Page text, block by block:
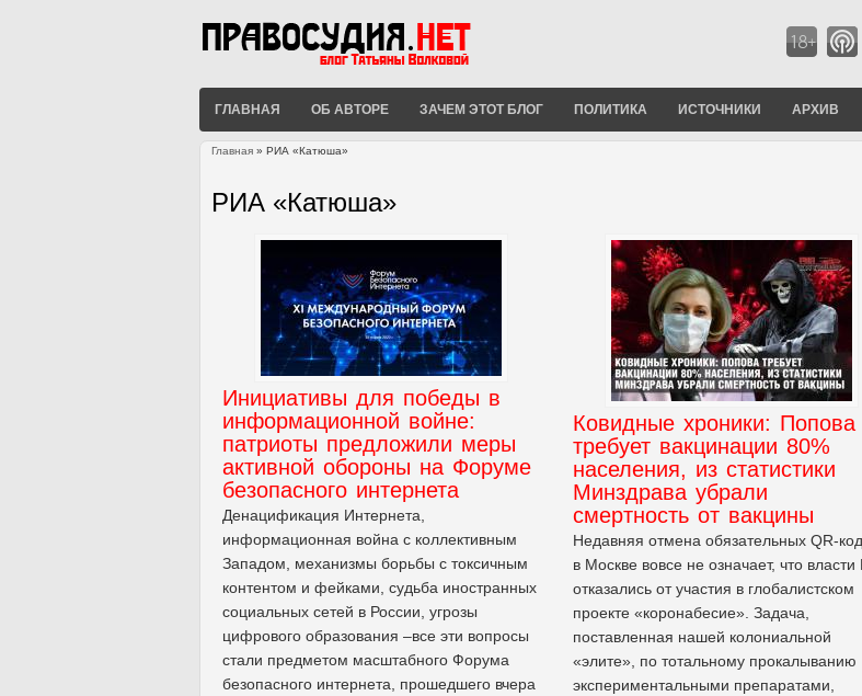
ГЛАВНАЯ ОБ АВТОРЕ ЗАЧЕМ ЭТОТ БЛОГ ПОЛИТИКА ИСТОЧНИКИ АРХИВ
Главная » РИА «Катюша»
РИА «Катюша»
Инициативы для победы в
информационной войне:
патриоты предложили меры
активной обороны на Форуме
безопасного интернета
Денацификация Интернета,
информационная война с коллективным
Западом, механизмы борьбы с токсичным
контентом и фейками, судьба иностранных
социальных сетей в России, угрозы
цифрового образования –все эти вопросы
стали предметом масштабного Форума
безопасного интернета, прошедшего вчера
Ковидные хроники: Попова
требует вакцинации 80%
населения, из статистики
Минздрава убрали
смертность от вакцины
Недавняя отмена обязательных QR-
в Москве вовсе не означает, что
отказались от участия в глобалистском
проекте «коронабесие». Задача,
поставленная нашей колониальной
«элите», по тотальному прокалыванию
экспериментальными препаратами,